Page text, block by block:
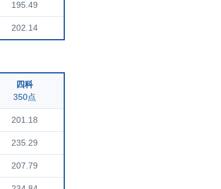
195.49
202.14
四科
350点
201.18
235.29
207.79